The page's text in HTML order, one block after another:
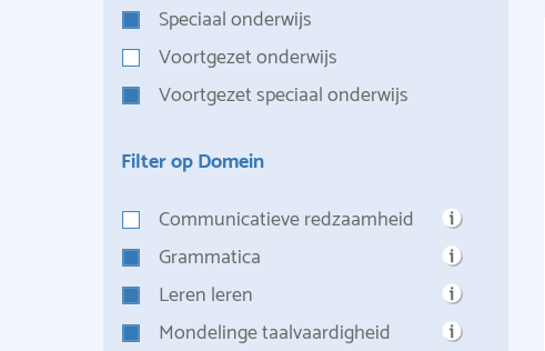
Speciaal onderwijs
Voortgezet onderwijs
Voortgezet speciaal onderwijs
Filter op Domein
Communicatieve redzaamheid
Grammatica
Leren leren
Mondelinge taalvaardigheid